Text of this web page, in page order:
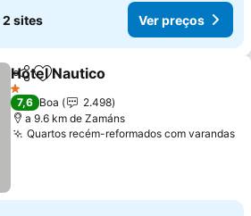
2 sites Ver preços
PartilharAdicionar aos favoritos
Hotel Nautico
1 Estrelas
7,6 Boa
2.498
a 9.6 km de Zamáns
Quartos recém-reformados com varandas